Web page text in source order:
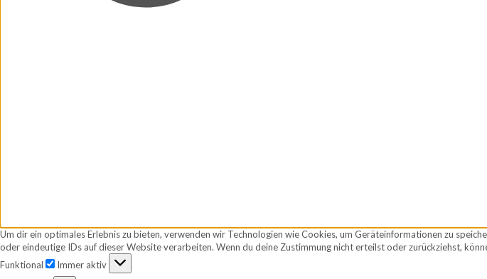
Um dir ein optimales Erlebnis zu bieten, verwenden wir Technologien wie Cookies, um Geräteinformationen zu
oder eindeutige IDs auf dieser Website verarbeiten. Wenn du deine Zustimmung nicht erteilst oder zurückziehst,
Funktional
Funktional
Immer aktiv